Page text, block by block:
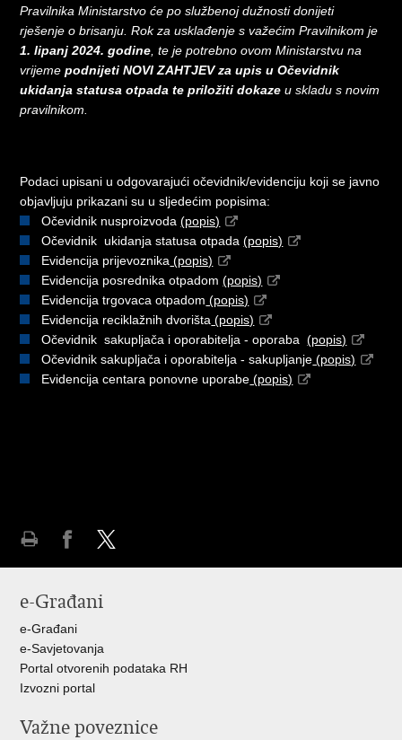
Pravilnika Ministarstvo će po službenoj dužnosti donijeti
rješenje o brisanju. Rok za usklađenje s važećim Pravilnikom je
1. lipanj 2024. godine, te je potrebno ovom Ministarstvu na
vrijemepodnijeti NOVI ZAHTJEV za upis u Očevidnik
ukidanja statusa otpada te priložiti dokazeu skladu s novim
pravilnikom.
Podaci upisani u odgovarajući očevidnik/evidenciju koji se javno
objavljuju prikazani su u sljedećim popisima:
Očevidnik nusproizvoda(popis)
Očevidnik ukidanja statusa otpada(popis)
Evidencija prijevoznika (popis)
Evidencija posrednika otpadom(popis)
Evidencija trgovaca otpadom (popis)
Evidencija reciklažnih dvorišta (popis)
Očevidnik sakupljača i oporabitelja - oporaba(popis)
Očevidnik sakupljača i oporabitelja - sakupljanje (popis)
Evidencija centara ponovne uporabe (popis)
FacebookuTwitteru
e-Građani
e-Građani
e-Savjetovanja
Portal otvorenih podataka RH
Izvozni portal
Važne poveznice